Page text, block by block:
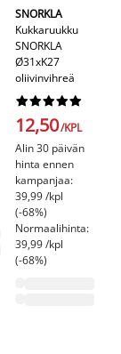
SNORKLA
Kukkaruukku
SNORKLA
Ø31xK27
oliivinvihreä






12,50/KPL
Alin 30 päivän
hinta ennen
kampanjaa:
39,99 /kpl
(-68%)
Normaalihinta:
39,99 /kpl
(-68%)